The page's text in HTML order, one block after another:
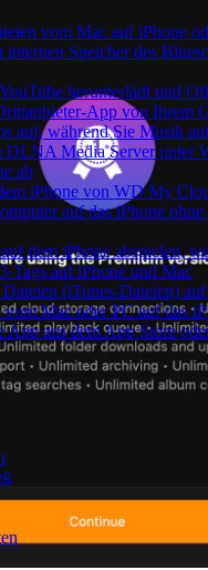
vom Mac auf iPhone
internen Speicher des
herunterlädt und
App von Ihrem
auf, während Sie Musik
DLNA Media Server unter
ab
iPhone von WD My
auf das iPhone
dem iPhone abspielen,
Tags auf iPhone und Mac
(iTunes-Dateien)
vom Mac oder PC auf das
App aus dem App Store